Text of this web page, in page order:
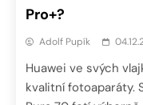
Pro+?
Adolf Pupík
Huawei ve svých
kvalitní fotoaparáty.